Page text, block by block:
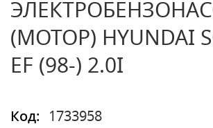
(МОТОР) HYUNDAI
EF (98-) 2.0I
Код:
1733958